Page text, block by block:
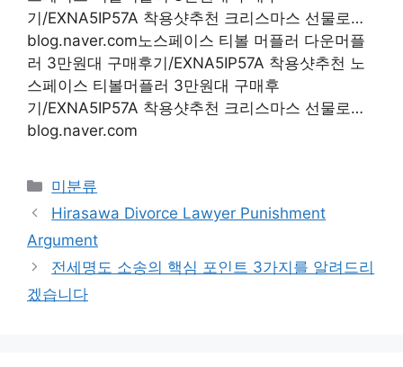
기/EXNA5IP57A 착용샷추천 크리스마스 선물로…
blog.naver.com노스페이스 티볼 머플러 다운머플
러 3만원대 구매후기/EXNA5IP57A 착용샷추천 노
스페이스 티볼머플러 3만원대 구매후
기/EXNA5IP57A 착용샷추천 크리스마스 선물로…
blog.naver.com
Categories
미분류
Hirasawa Divorce Lawyer Punishment
Argument
전세명도 소송의 핵심 포인트 3가지를 알려드리
겠습니다